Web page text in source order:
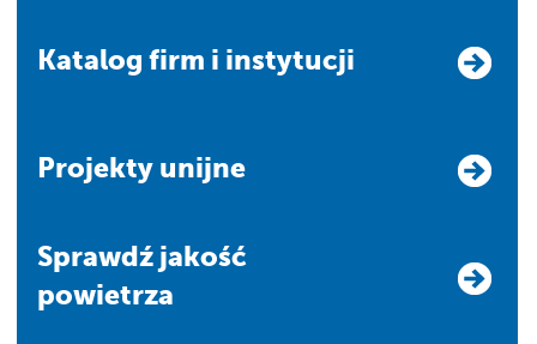
Katalog firm i instytucji
Projekty unijne
Sprawdź jakość
powietrza